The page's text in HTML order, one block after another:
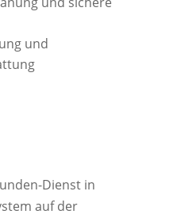
und
Dienst in
auf der